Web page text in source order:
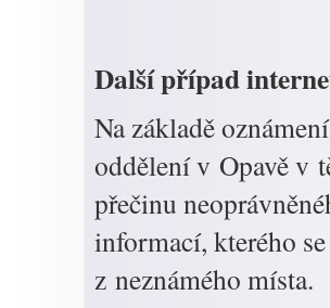
Další případ
Na základě
oddělení v Opavě v
přečinu
informací, kterého
z neznámého místa.